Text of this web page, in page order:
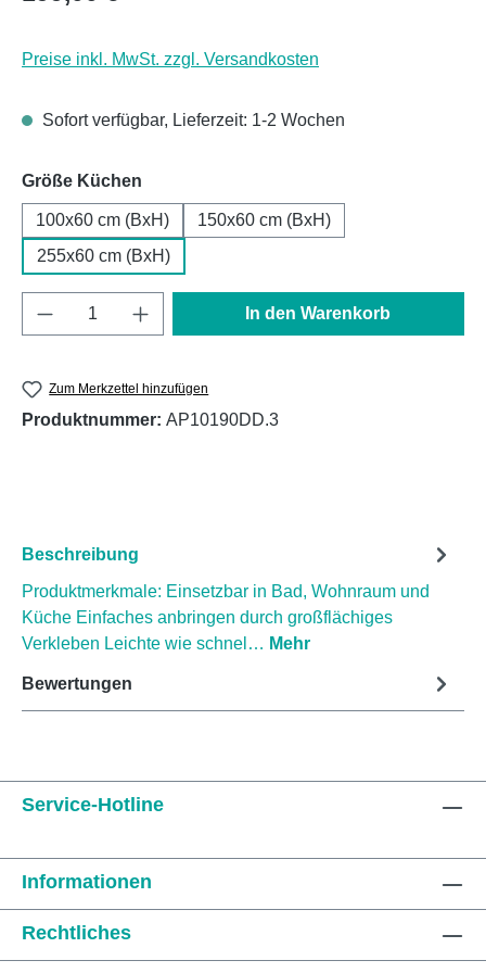
Preise inkl. MwSt. zzgl. Versandkosten
Sofort verfügbar, Lieferzeit: 1-2 Wochen
Größe Küchen
100x60 cm (BxH)
150x60 cm (BxH)
255x60 cm (BxH)
Produkt Anzahl: Gib den gewünschten
In den Warenkorb
Zum Merkzettel hinzufügen
Produktnummer: AP10190DD.3
Beschreibung
Produktmerkmale: Einsetzbar in Bad, Wohnraum und
Küche Einfaches anbringen durch großflächiges
Verkleben Leichte wie schnel… Mehr
Bewertungen
Service-Hotline
Informationen
Rechtliches